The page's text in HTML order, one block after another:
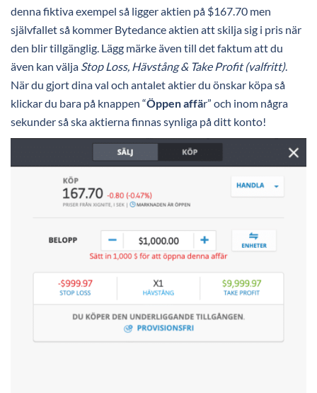
denna fiktiva exempel så ligger aktien på $167.70 men
självfallet så kommer Bytedance aktien att skilja sig i pris när
den blir tillgänglig. Lägg märke även till det faktum att du
även kan välja Stop Loss, Hävstång & Take Profit (valfritt).
När du gjort dina val och antalet aktier du önskar köpa så
klickar du bara på knappen “Öppen affär” och inom några
sekunder så ska aktierna finnas synliga på ditt konto!